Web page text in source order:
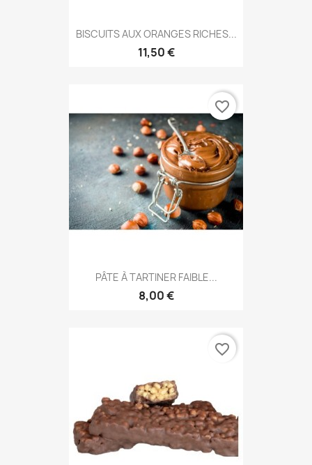
BISCUITS AUX ORANGES RICHES...
11,50 €
PÂTE À TARTINER FAIBLE...
8,00 €
favorite_border
favorite_border